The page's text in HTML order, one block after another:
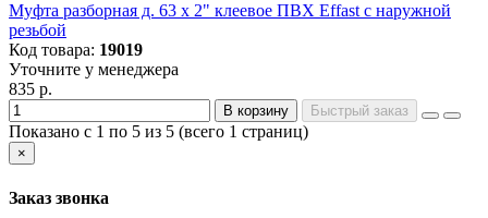
Муфта разборная д. 63 х 2" клеевое ПВХ Effast с наружной
резьбой
Код товара: 19019
Уточните у менеджера
835 р.
В корзину Быстрый заказ
Показано с 1 по 5 из 5 (всего 1 страниц)
×
Заказ звонка